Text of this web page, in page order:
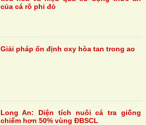
của cá rô phi đỏ
Giải pháp ổn định oxy hòa tan trong ao
Long An: Diện tích nuôi cá tra giống
chiếm hơn 50% vùng ĐBSCL